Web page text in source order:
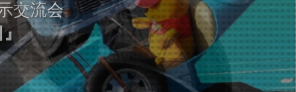
ィーラリー
交流会